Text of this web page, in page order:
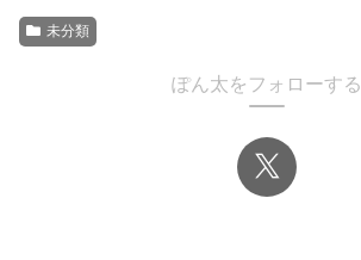
未分類
ぽん太をフォローする